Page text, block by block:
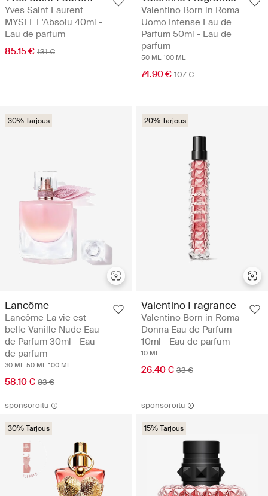
Yves Saint Laurent
MYSLF L'Absolu 40ml -
Eau de parfum
85.15 € 131 €
Valentino Born in Roma
Uomo Intense Eau de
Parfum 50ml - Eau de
parfum
50 ML 100 ML
74.90 € 107 €
30% Tarjous
Lancôme
Lancôme La vie est
belle Vanille Nude Eau
de Parfum 30ml - Eau
de parfum
30 ML 50 ML 100 ML
58.10 € 83 €
20% Tarjous
Valentino Fragrance
Valentino Born in Roma
Donna Eau de Parfum
10ml - Eau de parfum
10 ML
26.40 € 33 €
sponsoroitu
30% Tarjous
sponsoroitu
15% Tarjous